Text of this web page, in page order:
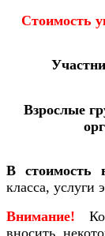
Стоимость
Взрослые
В стоимость
класса, услуги
Внимание!
вносить